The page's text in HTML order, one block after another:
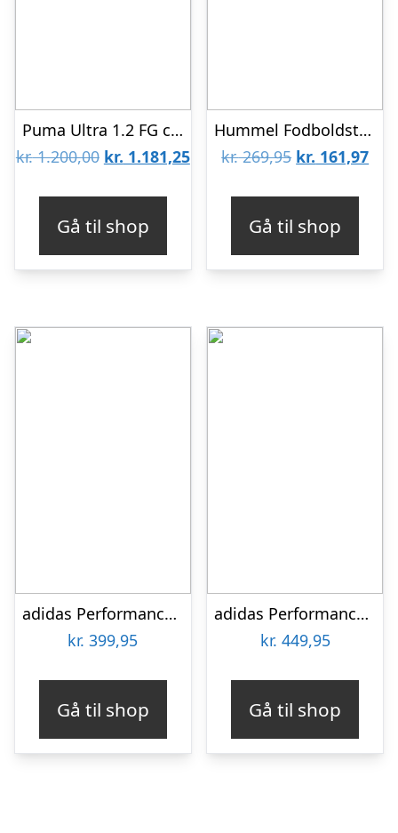
Puma Ultra 1.2 FG cleats – AG – black-yellow-46 EU 12 US
kr.1.200,00 Den
kr. 1.200,00.
kr. 1.181,25Den
kr. 1.181,25.
Gå til shop
Hummel Fodboldstøvler – Top Star Turf JR – Green/Multicolour
kr.269,95 Den
kr. 269,95.
kr. 161,97Den
kr.
Gå til shop
adidas Performance Fodboldstøvler – X Crazyfast.4 FxG J – Sort
kr. 399,95
Gå til shop
adidas Performance Fodboldstøvler – Predator Club FT TF – Crysta
kr. 449,95
Gå til shop